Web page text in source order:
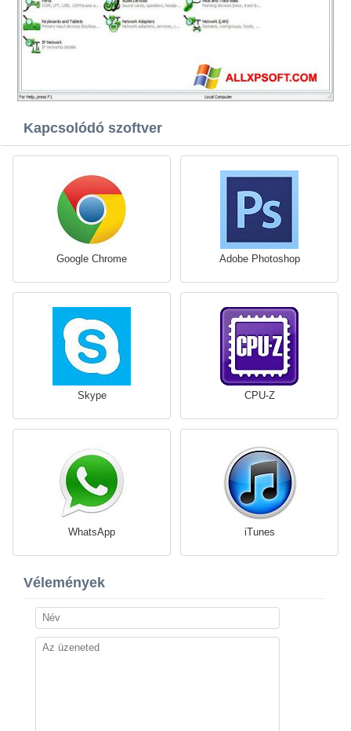
Kapcsolódó szoftver
Google Chrome Adobe Photoshop
Skype CPU-Z
WhatsApp iTunes
Vélemények